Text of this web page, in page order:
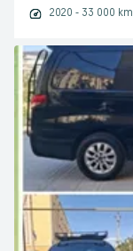
2020 - 33 000 km